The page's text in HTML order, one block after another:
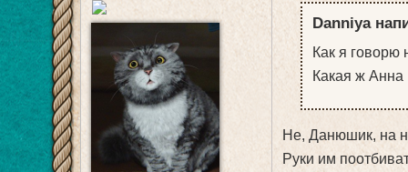
Danniya
Как я говорю
Какая ж Анна
Не, Данюшик, на
Руки им